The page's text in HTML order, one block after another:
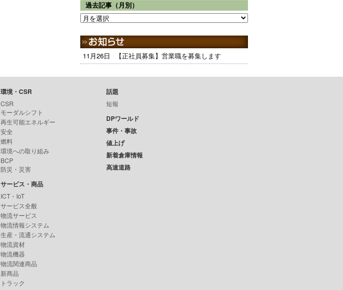
過去記事（月別）
11月26日 【正社員募集】営業職を募集します
環境・CSR
CSR
モーダルシフト
再生可能エネルギー
安全
燃料
環境への取り組み
BCP
防災・災害
サービス・商品
ICT・IoT
サービス全般
物流サービス
物流情報システム
生産・流通システム
物流資材
物流機器
物流関連商品
新商品
トラック
話題
短報
DPワールド
事件・事故
値上げ
新着倉庫情報
高速道路